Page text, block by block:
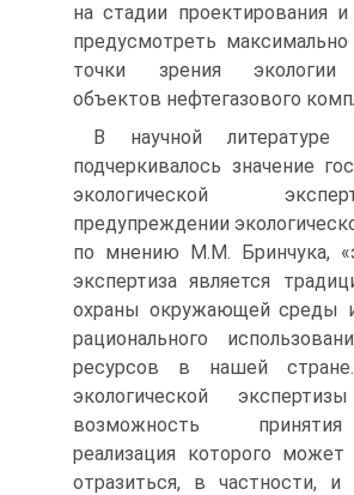
на стадии проектирования и
предусмотреть
точки зрения экологии
объектов нефтегазового
В научной литературе
подчеркивалось значение
экологической
предупреждении
по мнению М.М. Бринчука,
экспертиза является
охраны окружающей среды
рационального
ресурсов в нашей
экологической
возможность
реализация которого может
отразиться, в частности, и